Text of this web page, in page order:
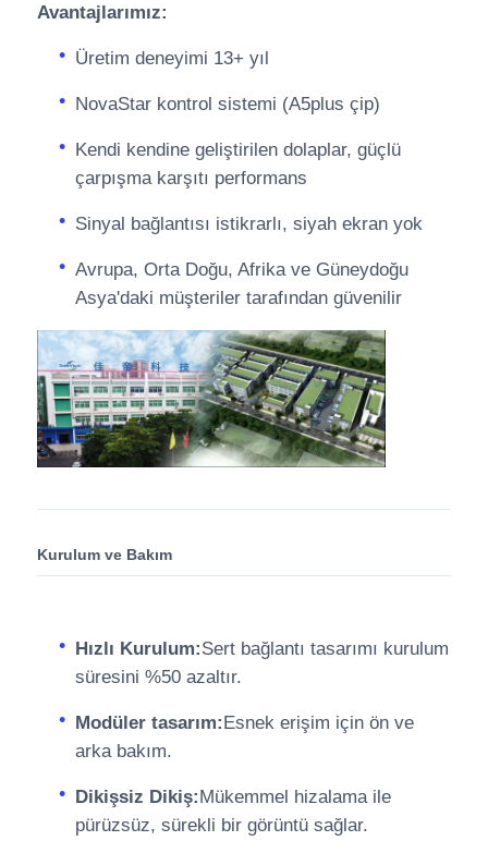
Avantajlarımız:
Üretim deneyimi 13+ yıl
NovaStar kontrol sistemi (A5plus çip)
Kendi kendine geliştirilen dolaplar, güçlü
çarpışma karşıtı performans
Sinyal bağlantısı istikrarlı, siyah ekran yok
Avrupa, Orta Doğu, Afrika ve Güneydoğu
Asya'daki müşteriler tarafından güvenilir
Kurulum ve Bakım
Hızlı Kurulum:Sert bağlantı tasarımı kurulum
süresini %50 azaltır.
Modüler tasarım:Esnek erişim için ön ve
arka bakım.
Dikişsiz Dikiş:Mükemmel hizalama ile
pürüzsüz, sürekli bir görüntü sağlar.